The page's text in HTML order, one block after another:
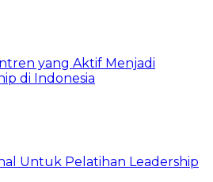
yang Aktif Menjadi
di Indonesia
Untuk Pelatihan Leadership